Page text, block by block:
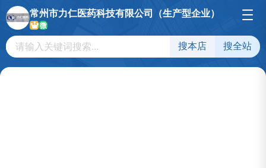
常州市力仁医药科技有限公司（生产型企业）
微
搜本店 搜全站